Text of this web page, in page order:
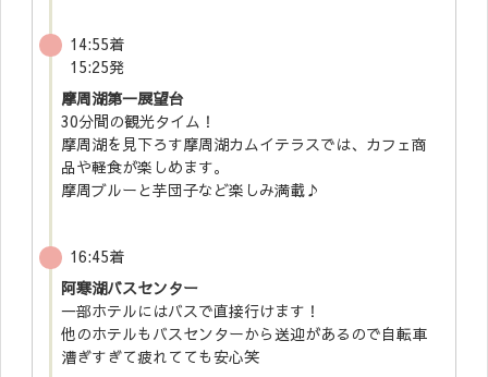
14:55着
15:25発
摩周湖第一展望台
30分間の観光タイム！
摩周湖を見下ろす摩周湖カムイテラスでは、カフェ商
品や軽食が楽しめます。
摩周ブルーと芋団子など楽しみ満載♪
16:45着
阿寒湖バスセンター
一部ホテルにはバスで直接行けます！
他のホテルもバスセンターから送迎があるので自転車
漕ぎすぎて疲れてても安心笑